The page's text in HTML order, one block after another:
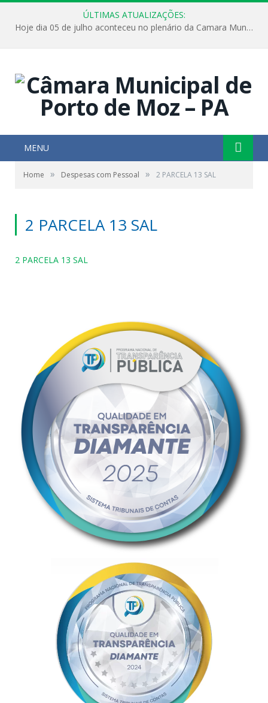
ÚLTIMAS ATUALIZAÇÕES:
Hoje dia 05 de julho aconteceu no plenário da Camara Municipal de Porto de Moz a Sessão Solene de Abertura dos Trabalhos Legislativos 2º Período da 23ª Legislatura
MENU
Home » Despesas com Pessoal » 2 PARCELA 13 SAL
2 PARCELA 13 SAL
2 PARCELA 13 SAL